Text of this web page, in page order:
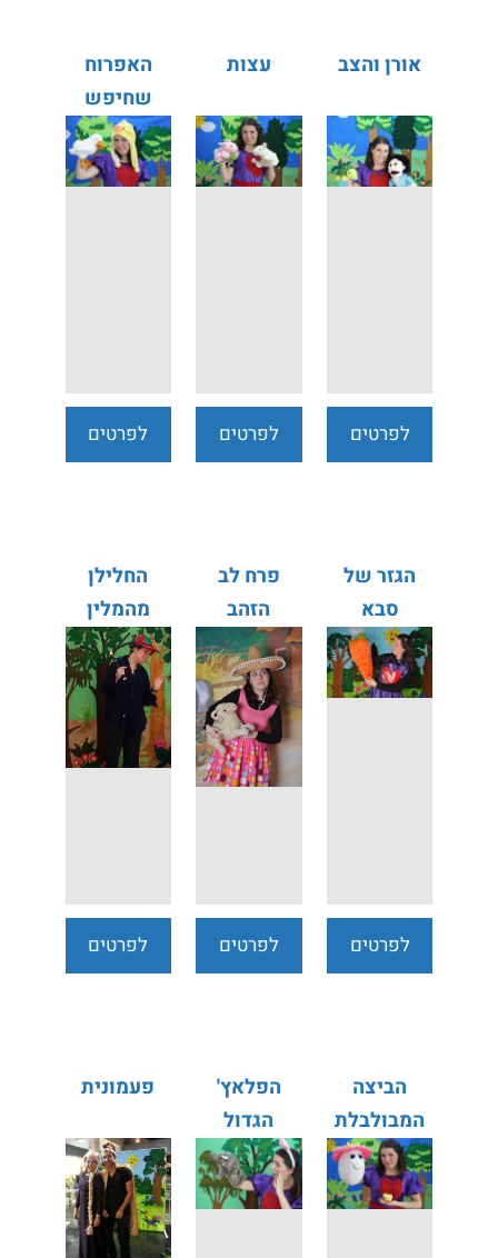
אורן והצב
לפרטים
עצות
לפרטים
האפרוח
שחיפש
אמא
לפרטים
הגזר של
סבא
לפרטים
פרח לב
הזהב
לפרטים
החלילן
מהמלין
לפרטים
הביצה
המבולבלת
הפלאץ'
הגדול
פעמונית